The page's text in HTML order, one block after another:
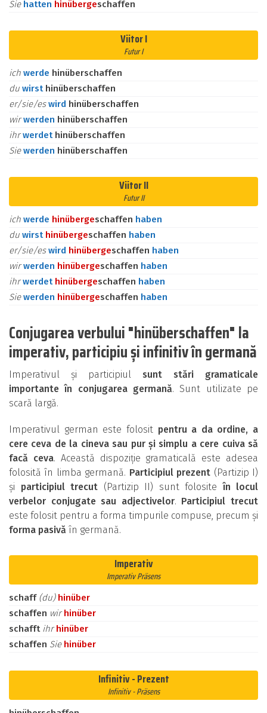
Sie hatten hinübergeschaffen
Viitor I
Futur I
ich werde hinüberschaffen
du wirst hinüberschaffen
er/sie/eswird hinüberschaffen
wirwerden hinüberschaffen
ihrwerdet hinüberschaffen
Siewerden hinüberschaffen
Viitor II
Futur II
ich werde hinübergeschaffen haben
du wirst hinübergeschaffen haben
er/sie/eswird hinübergeschaffen haben
wirwerden hinübergeschaffen haben
ihrwerdet hinübergeschaffen haben
Siewerden hinübergeschaffen haben
Conjugarea verbului "hinüberschaffen" la
imperativ, participiu și infinitiv în germană
Imperativul și participiul sunt stări gramaticale
importante în conjugarea germană. Sunt utilizate pe
scară largă.
Imperativul german este folosit pentru a da ordine, a
cere ceva de la cineva sau pur și simplu a cere cuiva să
facă ceva. Această dispoziție gramaticală este adesea
folosită în limba germană. Participiul prezent (Partizip I)
și participiul trecut (Partizip II) sunt folositeîn locul
verbelor conjugate sau adjectivelor. Participiul trecut
este folosit pentru a forma timpurile compuse, precum și
forma pasivă în germană.
Imperativ
Imperativ Präsens
schaff (du) hinüber
schaffen wirhinüber
schafft ihrhinüber
schaffen Sie hinüber
Infinitiv - Prezent
Infinitiv - Präsens